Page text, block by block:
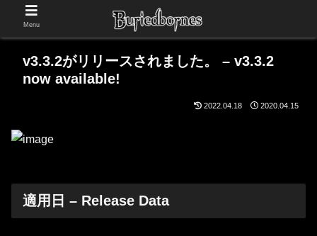
v3.3.2がリリースされました。 – v3.3.2
now available!
2022.04.18 2020.04.15
適用日 – Release Data
Menu